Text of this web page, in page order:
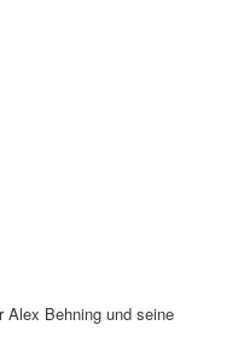
Alex Behning und seine